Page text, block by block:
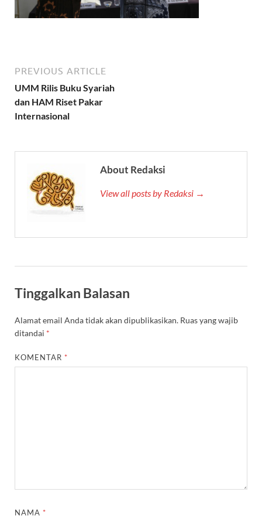
PREVIOUS ARTICLE
UMM Rilis Buku Syariah
dan HAM Riset Pakar
Internasional
About Redaksi
View all posts by Redaksi →
Tinggalkan Balasan
Alamat email Anda tidak akan dipublikasikan. Ruas yang wajib
ditandai *
KOMENTAR *
NAMA *